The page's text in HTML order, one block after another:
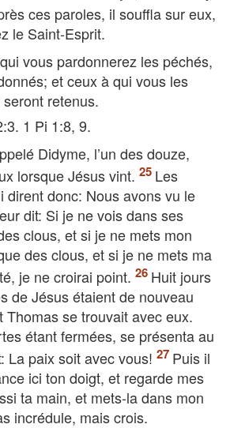
ces paroles, il souffla sur eux,
le Saint-Esprit.
vous pardonnerez les péchés,
et ceux à qui vous les
retenus.
1 Pi 1:8, 9.
Didyme, l’un des douze,
lorsque Jésus vint.
Les
dirent donc: Nous avons vu le
dit: Si je ne vois dans ses
clous, et si je ne mets mon
des clous, et si je ne mets ma
je ne croirai point.
Huit jours
de Jésus étaient de nouveau
Thomas se trouvait avec eux.
étant fermées, se présenta au
La paix soit avec vous!
Puis il
ici ton doigt, et regarde mes
ta main, et mets-la dans mon
incrédule, mais crois.